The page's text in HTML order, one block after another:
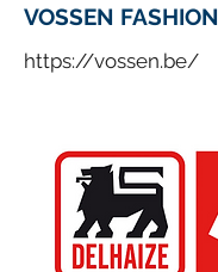
VOSSEN FASHION
https://vossen.be/